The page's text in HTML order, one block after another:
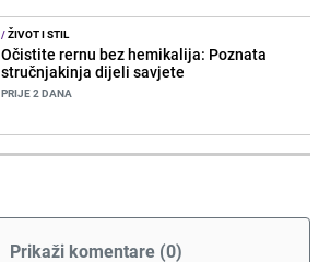
/ŽIVOT I STIL
Očistite rernu bez hemikalija: Poznata
stručnjakinja dijeli savjete
PRIJE 2 DANA
Prikaži komentare (0)